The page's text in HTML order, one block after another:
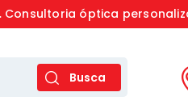
Consultoria óptica
Busca